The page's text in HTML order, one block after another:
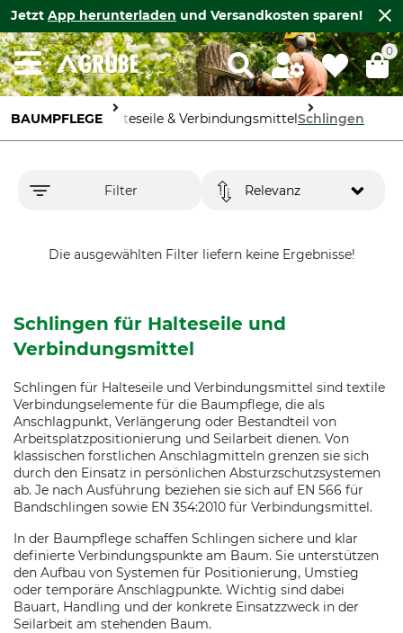
Jetzt App herunterladen und Versandkosten sparen!
0
BAUMPFLEGE Halteseile & VerbindungsmittelSchlingen
Filter Relevanz
Die ausgewählten Filter liefern keine Ergebnisse!
Schlingen für Halteseile und
Verbindungsmittel
Schlingen für Halteseile und Verbindungsmittel sind textile
Verbindungselemente für die Baumpflege, die als
Anschlagpunkt, Verlängerung oder Bestandteil von
Arbeitsplatzpositionierung und Seilarbeit dienen. Von
klassischen forstlichen Anschlagmitteln grenzen sie sich
durch den Einsatz in persönlichen Absturzschutzsystemen
ab. Je nach Ausführung beziehen sie sich auf EN 566 für
Bandschlingen sowie EN 354:2010 für Verbindungsmittel.
In der Baumpflege schaffen Schlingen sichere und klar
definierte Verbindungspunkte am Baum. Sie unterstützen
den Aufbau von Systemen für Positionierung, Umstieg
oder temporäre Anschlagpunkte. Wichtig sind dabei
Bauart, Handling und der konkrete Einsatzzweck in der
Seilarbeit am stehenden Baum.